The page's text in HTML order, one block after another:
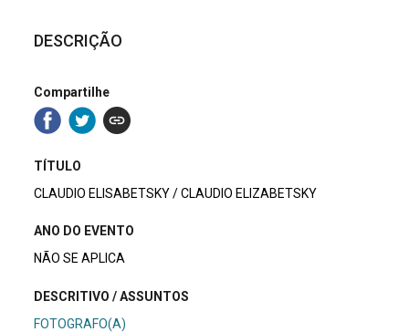
DESCRIÇÃO
Compartilhe
TÍTULO
CLAUDIO ELISABETSKY / CLAUDIO ELIZABETSKY
ANO DO EVENTO
NÃO SE APLICA
DESCRITIVO / ASSUNTOS
FOTOGRAFO(A)